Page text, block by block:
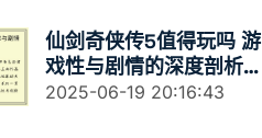
仙剑奇侠传5值得玩吗 游
戏性与剧情的深度剖析与
玩家体验分析
2025-06-19 20:16:43